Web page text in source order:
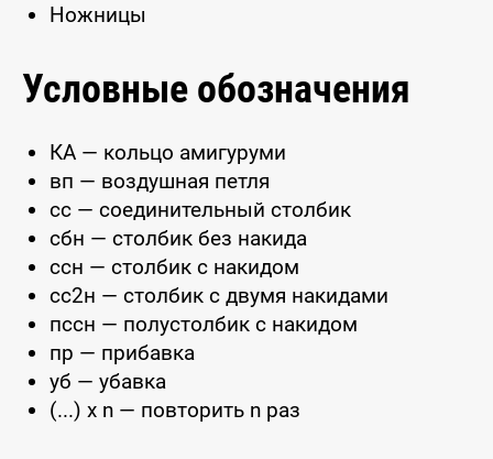
Ножницы
Условные обозначения
КА — кольцо амигуруми
вп — воздушная петля
сс — соединительный столбик
сбн — столбик без накида
ссн — столбик с накидом
сс2н — столбик с двумя накидами
пссн — полустолбик с накидом
пр — прибавка
уб — убавка
(...) x n — повторить n раз